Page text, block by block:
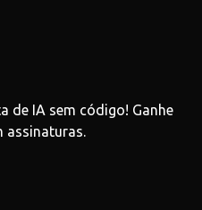
de IA sem código! Ganhe
assinaturas.